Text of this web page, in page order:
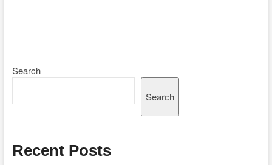
Search
Search
Recent Posts